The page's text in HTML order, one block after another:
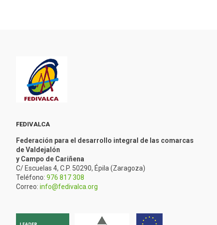
FEDIVALCA
Federación para el desarrollo integral de las comarcas
de Valdejalón
y Campo de Cariñena
C/ Escuelas 4, C.P. 50290, Épila (Zaragoza)
Teléfono: 976 817 308
Correo: info@fedivalca.org